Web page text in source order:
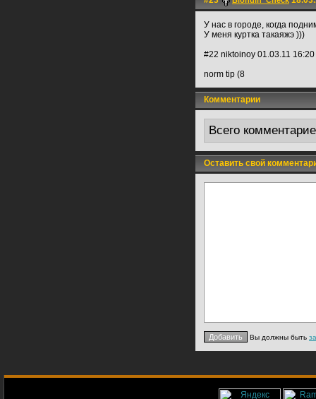
У нас в городе, когда
У меня куртка такаяжэ )))
#22 niktoinoy 01.03.11
norm tip (8
Комментарии
Всего
Оставить свой
Вы должны быть